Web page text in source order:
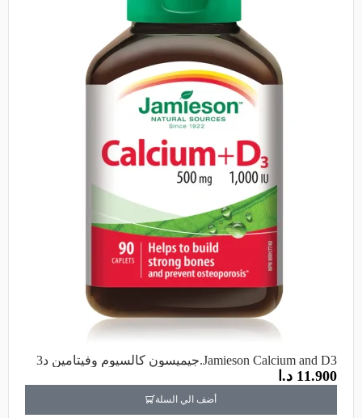
Jamieson Calcium and D3.جيميسون كالسيوم وفيتامين د3
11.900 د.ا
أضف الي السلة